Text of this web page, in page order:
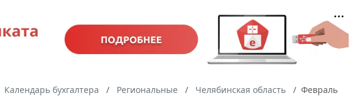
Календарь бухгалтера Региональные Челябинская область
Февраль